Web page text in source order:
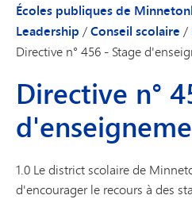
Écoles publiques de
Leadership /Conseil scolaire /
Directive n° 456 - Stage
Directive n°
1.0 Le district scolaire de
d'encourager le recours à des